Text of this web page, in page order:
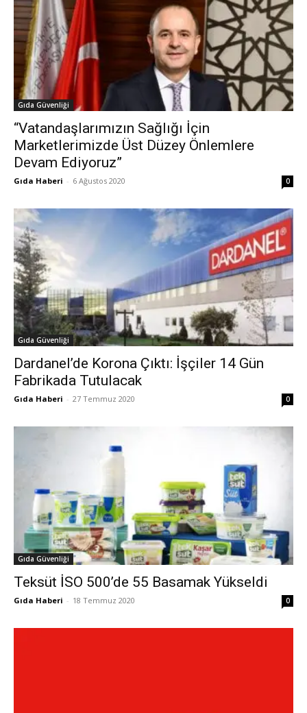
Gıda Güvenliği
“Vatandaşlarımızın Sağlığı İçin
Marketlerimizde Üst Düzey Önlemlere
Devam Ediyoruz”
Gıda Haberi - 6 Ağustos 2020 0
Gıda Güvenliği
Dardanel’de Korona Çıktı: İşçiler 14 Gün
Fabrikada Tutulacak
Gıda Haberi - 27 Temmuz 2020 0
Gıda Güvenliği
Teksüt İSO 500’de 55 Basamak Yükseldi
Gıda Haberi - 18 Temmuz 2020 0